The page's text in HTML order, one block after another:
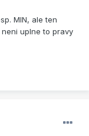
MIN, ale ten
uplne to pravy